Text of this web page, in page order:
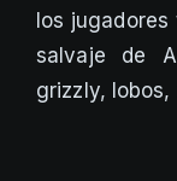
los
salvaje de
grizzly,